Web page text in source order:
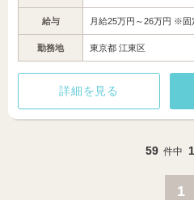
給与 月給25万円～26万円 ※固
勤務地 東京都 江東区
詳細を見る
59 件中
1